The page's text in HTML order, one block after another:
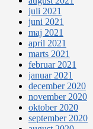
juli 2021
juni 2021
maj 2021
april 2021
marts 2021
februar 2021
januar 2021
december 2020
november 2020
oktober 2020
september 2020